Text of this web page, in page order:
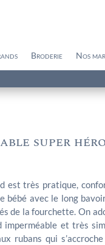
Broderie Nos
super
est très pratique,
bébé avec le long
de la fourchette. On
et très
rubans qui